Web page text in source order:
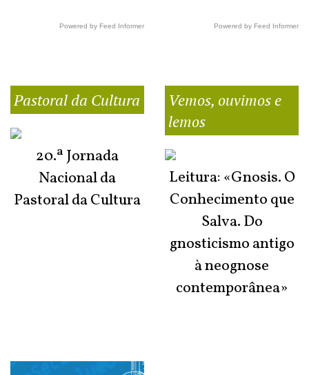
Powered by Feed Informer Powered by Feed Informer
Pastoral da Cultura
20.ª Jornada
Nacional da
Pastoral da Cultura
Vemos, ouvimos e
lemos
Leitura: «Gnosis. O
Conhecimento que
Salva. Do
gnosticismo antigo
à neognose
contemporânea»